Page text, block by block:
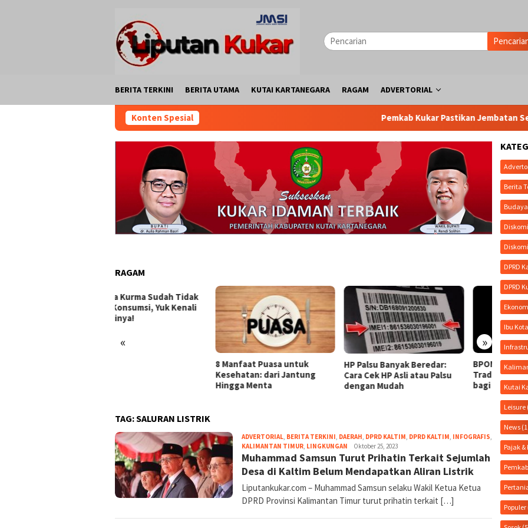
BERITA TERKINI BERITA UTAMA KUTAI KARTANEGARA RAGAM ADVERTORIAL
Konten Spesial Pemkab Kukar Pastikan Jembatan Sebulu Tetap
RAGAM
« »
HP Palsu Banyak Beredar:
Cara Cek HP Asli atau Palsu
dengan Mudah
BPOM Tarik 15 Obat
Tradisional Ilegal, Berbahaya
bagi Kesehatan!
dan
TAG:SALURAN LISTRIK
ADVERTORIAL, BERITA TERKINI, DAERAH, DPRD KALTIM, DPRD KALTIM, INFOGRAFIS,
KALIMANTAN TIMUR, LINGKUNGAN Liputan
Kukar
Oktober 25, 2023
Muhammad Samsun Turut Prihatin Terkait Sejumlah
Desa di Kaltim Belum Mendapatkan Aliran Listrik
Liputankukar.com – Muhammad Samsun selaku Wakil Ketua Ketua
DPRD Provinsi Kalimantan Timur turut prihatin terkait […]
Berita
Budaya
DPRD
DPRD
Ibu
Kutai
Leisure
News
Pajak
Populer